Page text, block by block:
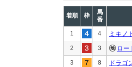
着順 枠
馬
番
1 4 ミキノ
2 3 ロー
3 8 ドラゴ